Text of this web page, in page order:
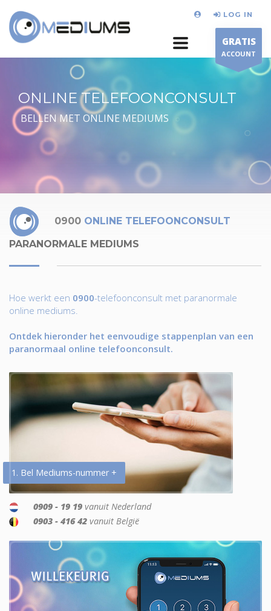
LOG IN
GRATIS
ACCOUNT
ONLINE TELEFOONCONSULT
BELLEN MET ONLINE MEDIUMS
0900 ONLINE TELEFOONCONSULT
PARANORMALE MEDIUMS
Hoe werkt een 0900-telefoonconsult met paranormale
online mediums.
Ontdek hieronder het eenvoudige stappenplan van een
paranormaal online telefoonconsult.
1. Bel Mediums-nummer +
0909 - 19 19 vanuit Nederland
0903 - 416 42 vanuit België